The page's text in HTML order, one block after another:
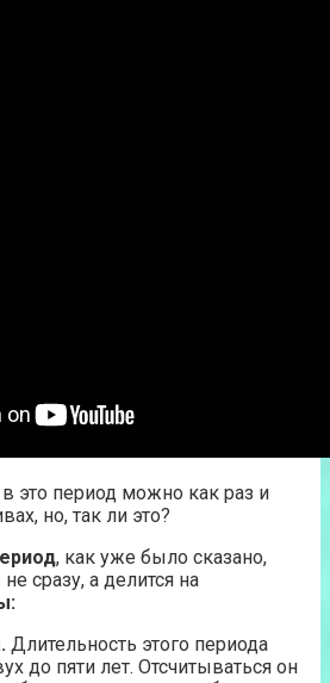
это период можно как раз и
но, так ли это?
, как уже было сказано,
сразу, а делится на
Длительность этого периода
до пяти лет. Отсчитываться он